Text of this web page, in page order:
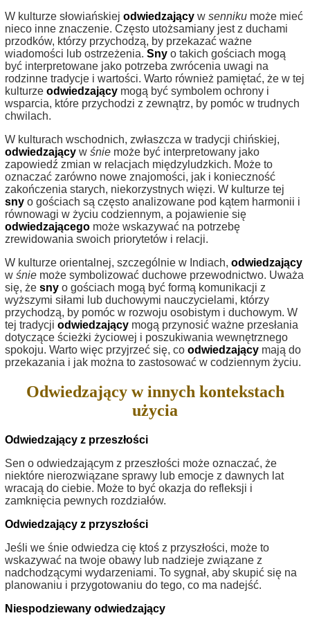
W kulturze słowiańskiej odwiedzający w senniku może mieć
nieco inne znaczenie. Często utożsamiany jest z duchami
przodków, którzy przychodzą, by przekazać ważne
wiadomości lub ostrzeżenia. Sny o takich gościach mogą
być interpretowane jako potrzeba zwrócenia uwagi na
rodzinne tradycje i wartości. Warto również pamiętać, że w tej
kulturze odwiedzający mogą być symbolem ochrony i
wsparcia, które przychodzi z zewnątrz, by pomóc w trudnych
chwilach.
W kulturach wschodnich, zwłaszcza w tradycji chińskiej,
odwiedzający w śnie może być interpretowany jako
zapowiedź zmian w relacjach międzyludzkich. Może to
oznaczać zarówno nowe znajomości, jak i konieczność
zakończenia starych, niekorzystnych więzi. W kulturze tej
sny o gościach są często analizowane pod kątem harmonii i
równowagi w życiu codziennym, a pojawienie się
odwiedzającego może wskazywać na potrzebę
zrewidowania swoich priorytetów i relacji.
W kulturze orientalnej, szczególnie w Indiach, odwiedzający
w śnie może symbolizować duchowe przewodnictwo. Uważa
się, że sny o gościach mogą być formą komunikacji z
wyższymi siłami lub duchowymi nauczycielami, którzy
przychodzą, by pomóc w rozwoju osobistym i duchowym. W
tej tradycji odwiedzający mogą przynosić ważne przesłania
dotyczące ścieżki życiowej i poszukiwania wewnętrznego
spokoju. Warto więc przyjrzeć się, co odwiedzający mają do
przekazania i jak można to zastosować w codziennym życiu.
Odwiedzający w innych kontekstach
użycia
Odwiedzający z przeszłości
Sen o odwiedzającym z przeszłości może oznaczać, że
niektóre nierozwiązane sprawy lub emocje z dawnych lat
wracają do ciebie. Może to być okazja do refleksji i
zamknięcia pewnych rozdziałów.
Odwiedzający z przyszłości
Jeśli we śnie odwiedza cię ktoś z przyszłości, może to
wskazywać na twoje obawy lub nadzieje związane z
nadchodzącymi wydarzeniami. To sygnał, aby skupić się na
planowaniu i przygotowaniu do tego, co ma nadejść.
Niespodziewany odwiedzający